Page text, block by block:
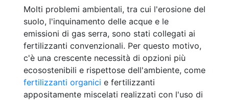
Molti problemi ambientali, tra cui l'erosione del
suolo, l'inquinamento delle acque e le
emissioni di gas serra, sono stati collegati ai
fertilizzanti convenzionali. Per questo motivo,
c'è una crescente necessità di opzioni più
ecosostenibili e rispettose dell'ambiente, come
fertilizzanti organici e fertilizzanti
appositamente miscelati realizzati con l'uso di